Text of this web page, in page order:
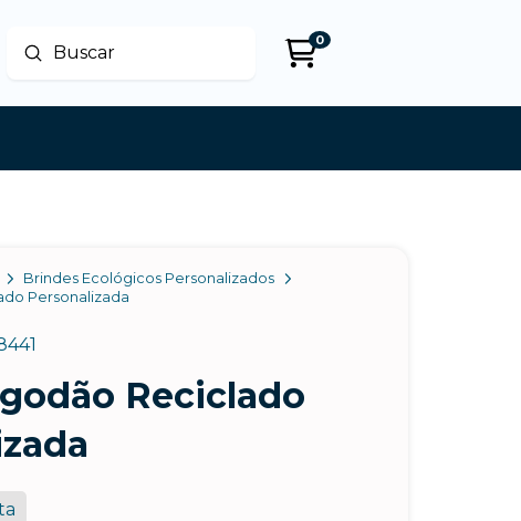
Buscar
Enviar
0
Brindes Ecológicos Personalizados
Personalizada
Reciclado